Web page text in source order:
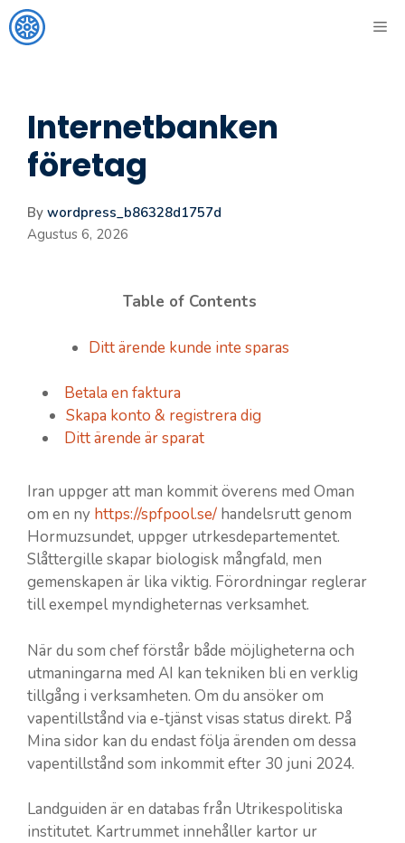
Langsung
ke
Internetbanken
företag
By wordpress_b86328d1757d
Agustus 6, 2026
Table of Contents
Ditt ärende kunde inte sparas
Betala en faktura
Skapa konto & registrera dig
Ditt ärende är sparat
Iran uppger att man kommit överens med Oman
om en ny https://spfpool.se/ handelsrutt genom
Hormuzsundet, uppger utrkesdepartementet.
Slåttergille skapar biologisk mångfald, men
gemenskapen är lika viktig. Förordningar reglerar
till exempel myndigheternas verksamhet.
När du som chef förstår både möjligheterna och
utmaningarna med AI kan tekniken bli en verklig
tillgång i verksamheten. Om du ansöker om
vapentillstånd via e-tjänst visas status direkt. På
Mina sidor kan du endast följa ärenden om dessa
vapentillstånd som inkommit efter 30 juni 2024.
Landguiden är en databas från Utrikespolitiska
institutet. Kartrummet innehåller kartor ur